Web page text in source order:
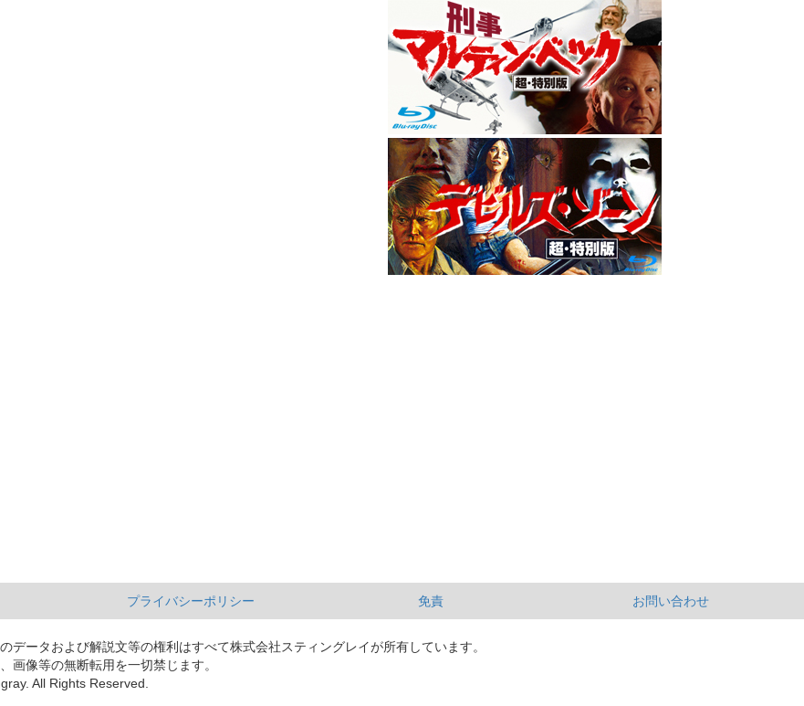
プライバシーポリシー 免責 お問い合わせ
データおよび解説文等の権利はすべて株式会社スティングレイが所有しています。
画像等の無断転用を一切禁じます。
All Rights Reserved.